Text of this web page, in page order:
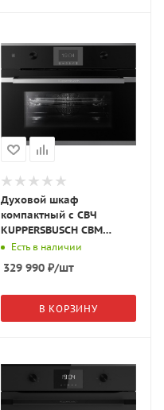
Духовой шкаф
компактный с СВЧ
KUPPERSBUSCH CBM
6350.0 S3 чёрное
стекло/Silver Chrome
Есть в наличии
329 990₽/шт
В КОРЗИНУ